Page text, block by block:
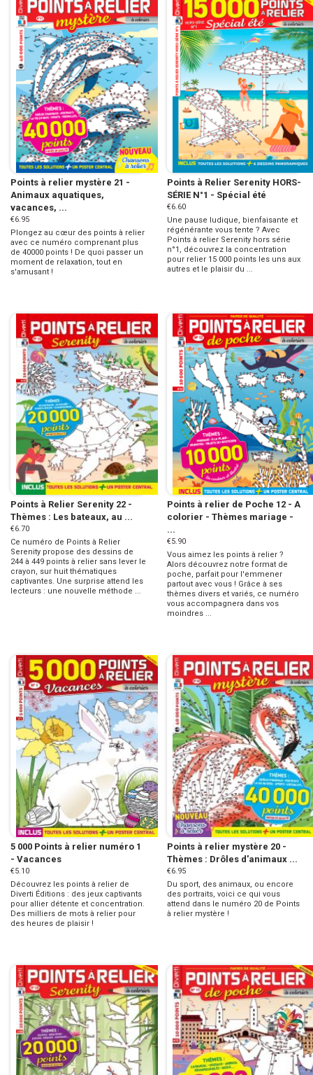
Points à relier mystère 21 -
Animaux aquatiques,
vacances, ...
€6.95
Plongez au cœur des points à relier
avec ce numéro comprenant plus
de 40000 points ! De quoi passer un
moment de relaxation, tout en
s'amusant !
Points à Relier Serenity HORS-
SÉRIE N°1 - Spécial été
€6.60
Une pause ludique, bienfaisante et
régénérante vous tente ? Avec
Points à relier Serenity hors série
n°1, découvrez la concentration
pour relier 15 000 points les uns aux
autres et le plaisir du ...
Points à Relier Serenity 22 -
Thèmes : Les bateaux, au ...
€6.70
Ce numéro de Points à Relier
Serenity propose des dessins de
244 à 449 points à relier sans lever le
crayon, sur huit thématiques
captivantes. Une surprise attend les
lecteurs : une nouvelle méthode ...
Points à relier de Poche 12 - A
colorier - Thèmes mariage -
...
€5.90
Vous aimez les points à relier ?
Alors découvrez notre format de
poche, parfait pour l'emmener
partout avec vous ! Grâce à ses
thèmes divers et variés, ce numéro
vous accompagnera dans vos
moindres ...
5 000 Points à relier numéro 1
- Vacances
€5.10
Découvrez les points à relier de
Diverti Éditions : des jeux captivants
pour allier détente et concentration.
Des milliers de mots à relier pour
des heures de plaisir !
Points à relier mystère 20 -
Thèmes : Drôles d'animaux ...
€6.95
Du sport, des animaux, ou encore
des portraits, voici ce qui vous
attend dans le numéro 20 de Points
à relier mystère !